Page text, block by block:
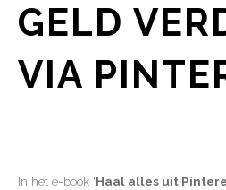
GELD
VIA
In het e-book 'Haal alles uit